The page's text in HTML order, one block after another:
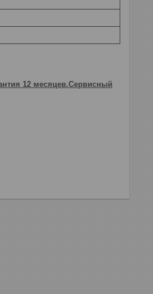
12 месяцев.Сервисный